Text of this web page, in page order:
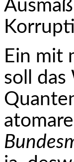
Ein mit
soll